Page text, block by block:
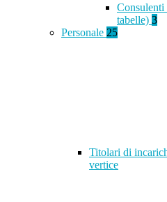
Consulenti
tabelle) 3
Personale 25
Titolari di
vertice